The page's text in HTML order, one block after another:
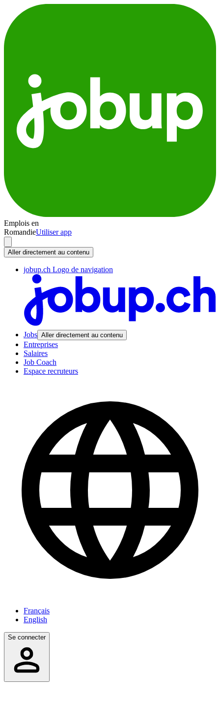
Emplois en
RomandieUtiliser app
Aller directement au contenu
jobup.ch Logo de navigation
Jobs Aller directement au contenu
Entreprises
Salaires
Job Coach
Espace recruteurs
Français
English
Se connecter